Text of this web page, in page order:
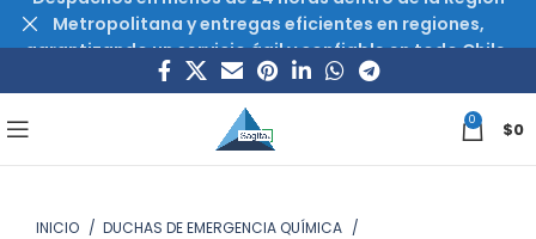
0 $0
INICIO
DUCHAS DE EMERGENCIA QUÍMICA
Metropolitana y entregas eficientes en regiones,
garantizando un servicio ágil y confiable en todo Chile.